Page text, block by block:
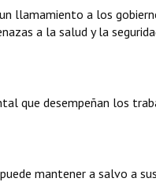
llamamiento a los
a la salud y la
que desempeñan los
mantener a salvo a